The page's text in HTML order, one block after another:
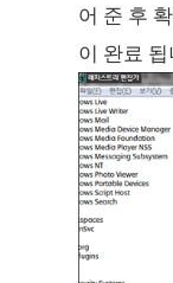
어 준 후
이 완료